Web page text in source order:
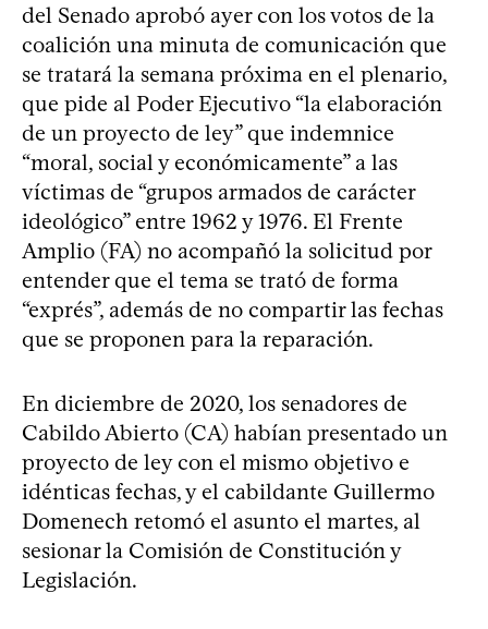
del Senado aprobó ayer con los votos de la
coalición una minuta de comunicación que
se tratará la semana próxima en el plenario,
que pide al Poder Ejecutivo “la elaboración
de un proyecto de ley” que indemnice
“moral, social y económicamente” a las
víctimas de “grupos armados de carácter
ideológico” entre 1962 y 1976. El Frente
Amplio (FA) no acompañó la solicitud por
entender que el tema se trató de forma
“exprés”, además de no compartir las fechas
que se proponen para la reparación.
En diciembre de 2020, los senadores de
Cabildo Abierto (CA) habían presentado un
proyecto de ley con el mismo objetivo e
idénticas fechas, y el cabildante Guillermo
Domenech retomó el asunto el martes, al
sesionar la Comisión de Constitución y
Legislación.